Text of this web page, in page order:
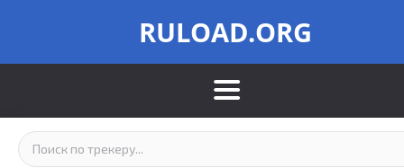
RULOAD.ORG